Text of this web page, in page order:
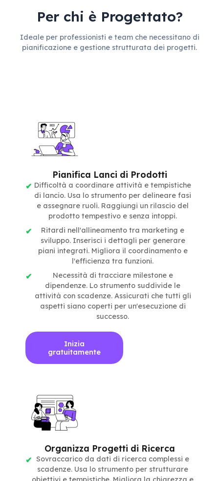
Per chi è Progettato?
Ideale per professionisti e team che necessitano di
pianificazione e gestione strutturata dei progetti.
Pianifica Lanci di Prodotti
Difficoltà a coordinare attività e tempistiche
di lancio. Usa lo strumento per delineare fasi
e assegnare ruoli. Raggiungi un rilascio del
prodotto tempestivo e senza intoppi.
Ritardi nell'allineamento tra marketing e
sviluppo. Inserisci i dettagli per generare
piani integrati. Migliora il coordinamento e
l'efficienza tra funzioni.
Necessità di tracciare milestone e
dipendenze. Lo strumento suddivide le
attività con scadenze. Assicurati che tutti gli
aspetti siano coperti per un'esecuzione di
successo.
Inizia
gratuitamente
Organizza Progetti di Ricerca
Sovraccarico da dati di ricerca complessi e
scadenze. Usa lo strumento per strutturare